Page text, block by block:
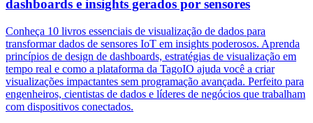
dashboards e insights gerados por sensores
Conheça 10 livros essenciais de visualização de dados para
transformar dados de sensores IoT em insights poderosos. Aprenda
princípios de design de dashboards, estratégias de visualização em
tempo real e como a plataforma da TagoIO ajuda você a criar
visualizações impactantes sem programação avançada. Perfeito para
engenheiros, cientistas de dados e líderes de negócios que trabalham
com dispositivos conectados.